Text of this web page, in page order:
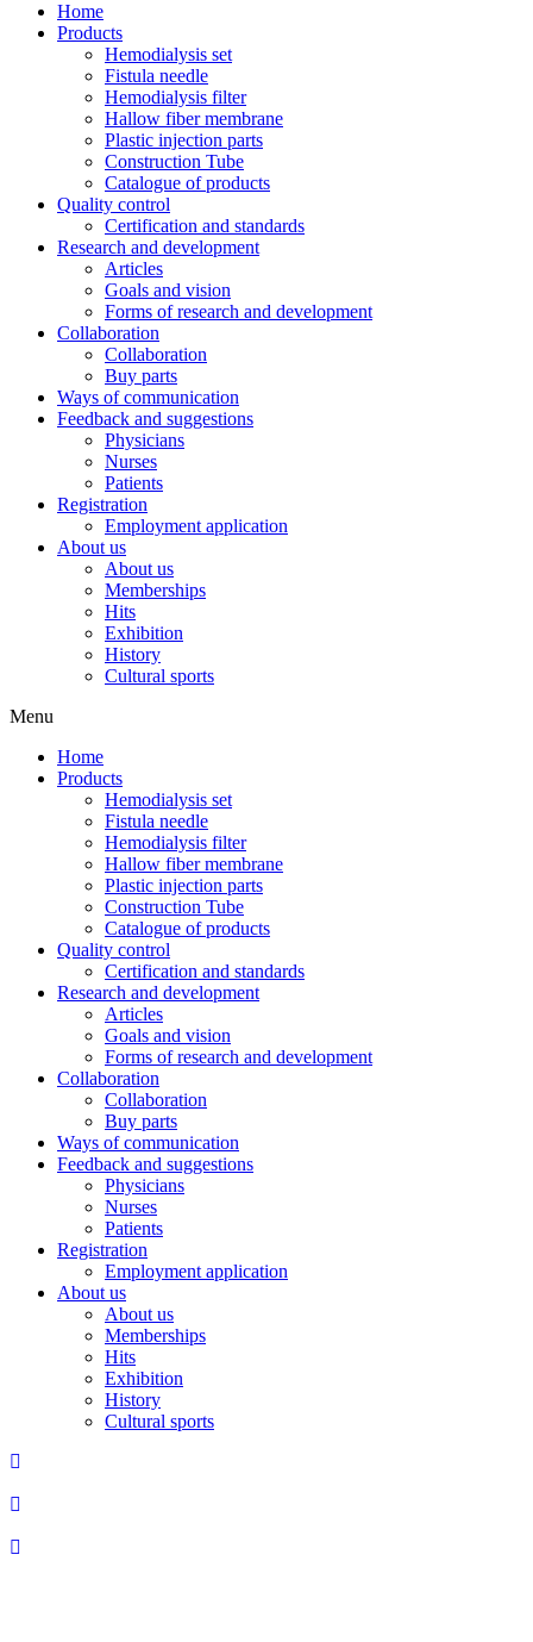
Home
Products
Hemodialysis set
Fistula needle
Hemodialysis filter
Hallow fiber membrane
Plastic injection parts
Construction Tube
Catalogue of products
Quality control
Certification and standards
Research and development
Articles
Goals and vision
Forms of research and development
Collaboration
Collaboration
Buy parts
Ways of communication
Feedback and suggestions
Physicians
Nurses
Patients
Registration
Employment application
About us
About us
Memberships
Hits
Exhibition
History
Cultural sports
Menu
Home
Products
Hemodialysis set
Fistula needle
Hemodialysis filter
Hallow fiber membrane
Plastic injection parts
Construction Tube
Catalogue of products
Quality control
Certification and standards
Research and development
Articles
Goals and vision
Forms of research and development
Collaboration
Collaboration
Buy parts
Ways of communication
Feedback and suggestions
Physicians
Nurses
Patients
Registration
Employment application
About us
About us
Memberships
Hits
Exhibition
History
Cultural sports